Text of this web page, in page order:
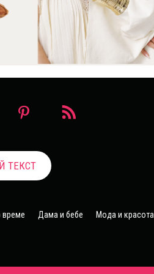
ТЕКСТ
Дама и бебе Мода и красота